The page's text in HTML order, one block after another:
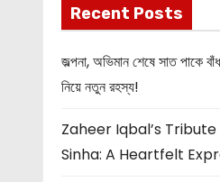
Recent Posts
জল্পনা, অভিমান শেষে সাত পাকে
নিয়ে নতুন রহস্য!
Zaheer Iqbal’s
Sinha: A Heartfelt